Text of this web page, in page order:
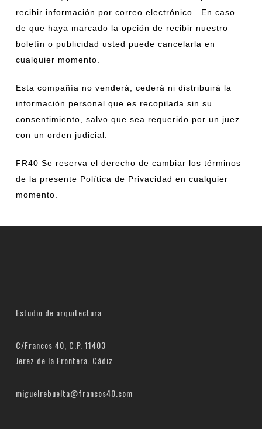
recibir información por correo electrónico. En caso
de que haya marcado la opción de recibir nuestro
boletín o publicidad usted puede cancelarla en
cualquier momento.
Esta compañía no venderá, cederá ni distribuirá la
información personal que es recopilada sin su
consentimiento, salvo que sea requerido por un juez
con un orden judicial.
FR40 Se reserva el derecho de cambiar los términos
de la presente Política de Privacidad en cualquier
momento.
Estudio de arquitectura
C/Francos 40, C.P. 11403
Jerez de la Frontera. Cádiz
miguelrebuelta@francos40.com